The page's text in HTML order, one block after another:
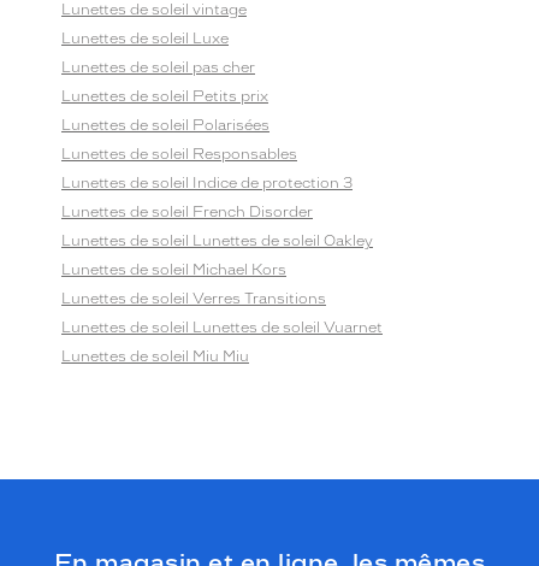
Lunettes de soleil vintage
Lunettes de soleil Luxe
Lunettes de soleil pas cher
Lunettes de soleil Petits prix
Lunettes de soleil Polarisées
Lunettes de soleil Responsables
Lunettes de soleil Indice de protection 3
Lunettes de soleil French Disorder
Lunettes de soleil Lunettes de soleil Oakley
Lunettes de soleil Michael Kors
Lunettes de soleil Verres Transitions
Lunettes de soleil Lunettes de soleil Vuarnet
Lunettes de soleil Miu Miu